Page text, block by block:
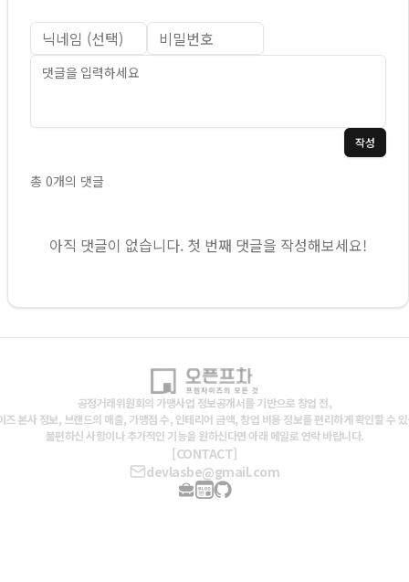
작성
총 0개의 댓글
아직 댓글이 없습니다. 첫 번째 댓글을 작성해보세요!
공정거래위원회의 가맹사업 정보공개서를 기반으로 창업 전,
즈 본사 정보, 브랜드의 매출, 가맹점 수, 인테리어 금액, 창업 비용 정보를 편리하게 확인할 수
불편하신 사항이나 추가적인 기능을 원하신다면 아래 메일로 연락 바랍니다.
[CONTACT]
devlasbe@gmail.com